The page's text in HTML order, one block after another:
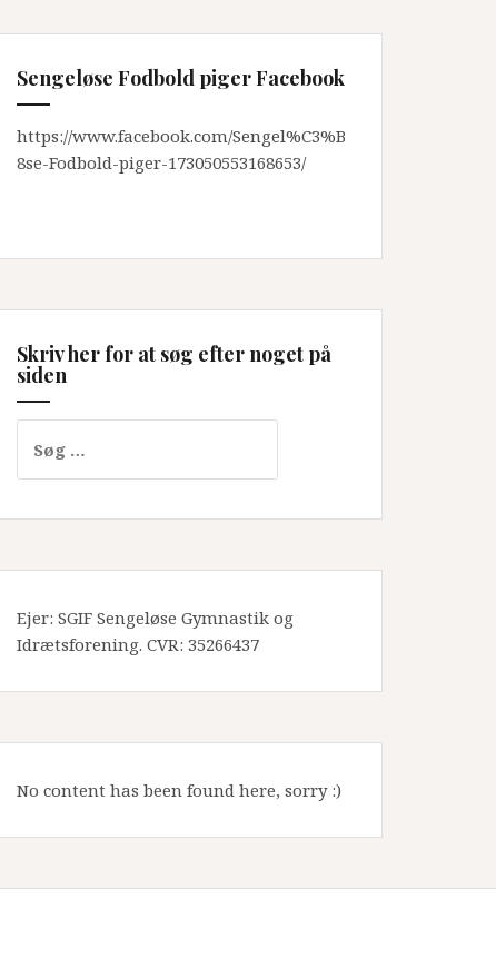
Sengeløse Fodbold piger Facebook
https://www.facebook.com/Sengel%C3%B
8se-Fodbold-piger-173050553168653/
Skriv her for at søg efter noget på
siden
efter:
Ejer: SGIF Sengeløse Gymnastik og
Idrætsforening. CVR: 35266437
No content has been found here, sorry :)